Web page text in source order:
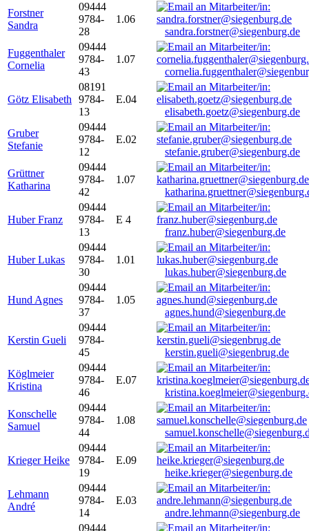
Forstner
Sandra
09444
9784-
28
1.06
sandra.forstner@siegenburg.de
Fuggenthaler
Cornelia
09444
9784-
43
1.07
Götz Elisabeth
08191
9784-
13
E.04
elisabeth.goetz@siegenburg.de
Gruber
Stefanie
09444
9784-
12
E.02
stefanie.gruber@siegenburg.de
Grüttner
Katharina
09444
9784-
42
1.07
Huber Franz
09444
9784-
13
E 4
franz.huber@siegenburg.de
Huber Lukas
09444
9784-
30
1.01
lukas.huber@siegenburg.de
Hund Agnes
09444
9784-
37
1.05
agnes.hund@siegenburg.de
Kerstin Gueli
09444
9784-
45
kerstin.gueli@siegenbrug.de
Köglmeier
Kristina
09444
9784-
46
E.07
Konschelle
Samuel
09444
9784-
44
1.08
Krieger Heike
09444
9784-
19
E.09
heike.krieger@siegenburg.de
Lehmann
André
09444
9784-
14
E.03
andre.lehmann@siegenburg.de
09444